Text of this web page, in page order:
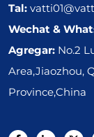
Tal:
Wechat &
Agregar: No.2
Area,Jiaozhou,
Province,China